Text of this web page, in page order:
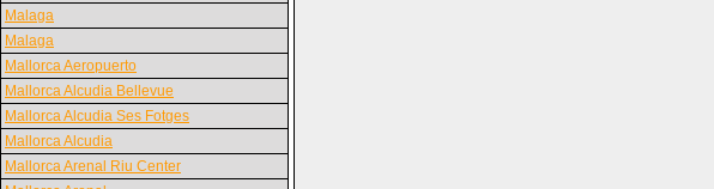
Malaga
Malaga
Mallorca Aeropuerto
Mallorca Alcudia Bellevue
Mallorca Alcudia Ses Fotges
Mallorca Alcudia
Mallorca Arenal Riu Center